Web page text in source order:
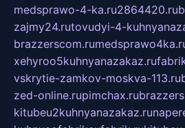
medsprawo-4-ka.ru2864420.ru
zajmy24.rutovudyi-4-
brazzerscom.ru
xehyroo5kuhnyanazakaz.ru
vskrytie-zamkov-moskva-113.ru
zed-online.rupimchax.ru
kitubeu2kuhnyanazakaz.ru